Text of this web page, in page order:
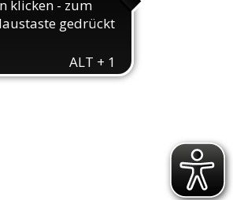
erläutern wollen.